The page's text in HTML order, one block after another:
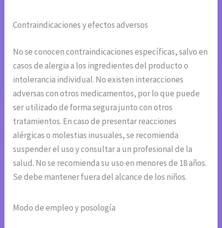
Contraindicaciones y efectos adversos
No se conocen contraindicaciones específicas, salvo en
casos de alergia a los ingredientes del producto o
intolerancia individual. No existen interacciones
adversas con otros medicamentos, por lo que puede
ser utilizado de forma segura junto con otros
tratamientos. En caso de presentar reacciones
alérgicas o molestias inusuales, se recomienda
suspender el uso y consultar a un profesional de la
salud. No se recomienda su uso en menores de 18 años.
Se debe mantener fuera del alcance de los niños.
Modo de empleo y posología